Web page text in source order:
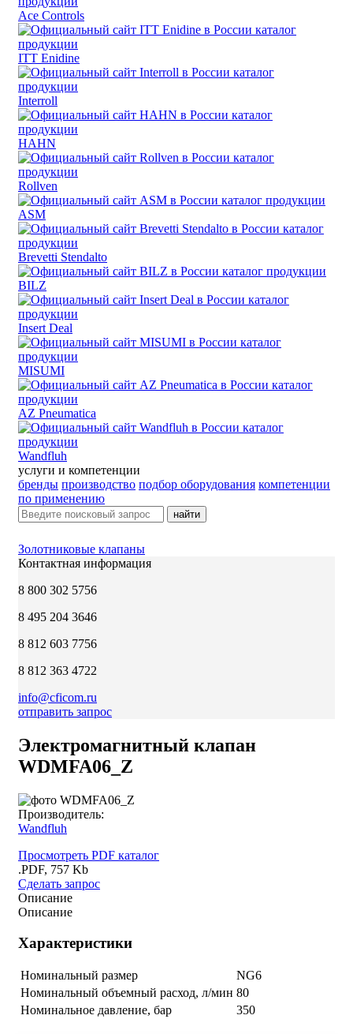
Ace Controls
ITT Enidine
Interroll
HAHN
Rollven
ASM
Brevetti Stendalto
BILZ
Insert Deal
MISUMI
AZ Pneumatica
Wandfluh
услуги и компетенции
бренды производство подбор оборудования компетенции
по применению
найти
Золотниковые клапаны
Контактная информация
8 800 302 5756
8 495 204 3646
8 812 603 7756
8 812 363 4722
info@cficom.ru
отправить запрос
Электромагнитный клапан
WDMFA06_Z
Производитель:
Wandfluh
Просмотреть PDF каталог
.PDF, 757 Kb
Сделать запрос
Описание
Описание
Характеристики
Номинальный размер
NG6
Номинальный объемный расход, л/мин 80
Номинальное давление, бар
350